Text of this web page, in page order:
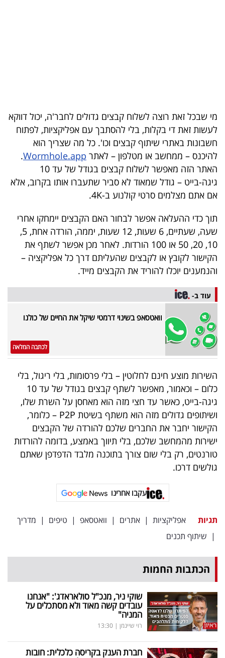
המילון
הכלכלי
פודקאסט
40
UNDER
40
שיתופי
פעולה
דרושים
ניוזלטרים
מייל
אדום
פרסמו
באייס
מי שבכל זאת רוצה לשלוח קבצים גדולים לחבר'ה, יכול דווקא
לעשות זאת די בקלות, בלי להסתבך עם אפליקציות, לפתוח
חשבונות באתרי שיתוף קבצים וכו'. כל מה שצריך הוא
להיכנס – ממחשב או מטלפון – לאתר Wormhole.app
.
האתר הזה מאפשר לשלוח קבצים בגודל של עד 10
גיגה-בייט – גודל שמאוד לא סביר שתעברו אותו בקרוב, אלא
אם אתם מצלמים סרטי קולנוע ב-4K.
תוך כדי ההעלאה אפשר לבחור האם הקבצים יימחקו אחרי
שעה, שעתיים, 6 שעות, 12 שעות, יממה, הורדה אחת, 5,
10, 20, 50 או 100 הורדות. לאחר מכן אפשר לשתף את
הקישור לקובץ או לקבצים שהעליתם דרך כל אפליקציה –
והנמענים יוכלו להוריד את הקבצים מייד.
עוד ב-
וואטסאפ בשינוי דרמטי שיקל את החיים של כולנו
לכתבה המלאה
השירות מוצע חינם לחלוטין – בלי פרסומות, בלי ריגול, בלי
כלום – וכאמור, מאפשר לשתף קבצים בגודל של עד 10
גיגה-בייט, כאשר עד חצי מזה הוא מאחסן על השרת שלו,
ושיתופים גדולים מזה הוא משתף בשיטת P2P – כלומר,
הקישור יחבר את החברים שלכם להורדה של הקבצים
ישירות מהמחשב שלכם, בלי תיווך באמצע, בדומה להורדות
טורנטים, רק בלי שום צורך בתוכנה מלבד הדפדפן שאתם
גולשים דרכו.
עקבו אחרינו
תגיות אפליקציות | אתרים | וואטסאפ | טיפים | מדריך
| שיתוף תכנים
הכתבות החמות
שוקי ניר, מנכ"ל סולאראדג': "אנחנו
עובדים קשה מאוד ולא מסתכלים על
המניה"
רוי שיינמן |
13:30
חברת הענק בקריסה כלכלית: חובות